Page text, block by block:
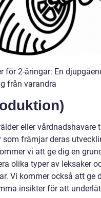
för 2-åringar: En
från varandra
eller
som främjar deras
vi att ge dig en
olika typer av leksaker
Vi kommer också att
insikter för att